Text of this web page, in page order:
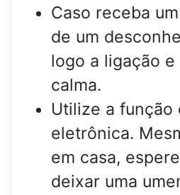
Caso receba
de um
logo a ligação e
calma.
Utilize a função
eletrônica.
em casa,
deixar uma